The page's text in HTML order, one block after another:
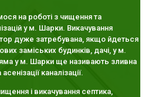
на роботі з чищення та
у м. Шарки. Викачування
дуже затребувана, якщо йдеться
заміських будинків, дачі, у м.
яма у м. Шарки ще називають зливна
каналізації.
і викачування септика,